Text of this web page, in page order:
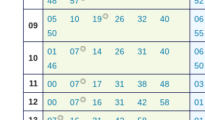
09
05 10 19◎ 26 32
40
50
06
55
10
01 07◎ 14 26 31
40
46
06
50
11
00 07◎ 17 31 38 48 03
12
00 07◎ 16 31 42 58 01
◎